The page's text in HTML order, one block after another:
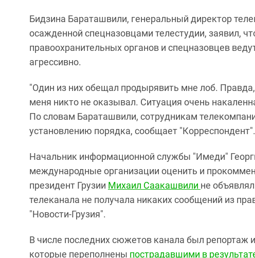
Бидзина Бараташвили, генеральный директор
осажденной спецназовцами телестудии, заявил,
правоохранительных органов и спецназовцев
агрессивно.
"Один из них обещал продырявить мне лоб.
меня никто не оказывал. Ситуация очень
По словам Бараташвили, сотрудникам
установлению порядка, сообщает "Корреспондент".
Начальник информационной службы "Имеди"
международные организации оценить и
президент Грузии Михаил Саакашвили не
телеканала не получала никаких сообщений из
"Новости-Грузия".
В числе последних сюжетов канала был репортаж
которые переполнены пострадавшими в